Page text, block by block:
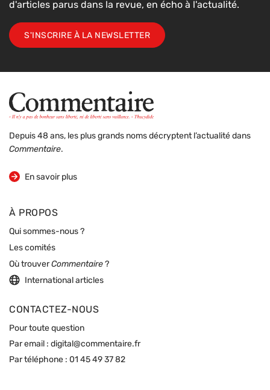
d'articles parus dans la revue, en écho à l'actualité.
S'INSCRIRE À LA NEWSLETTER
Depuis 48 ans, les plus grands noms décryptent l’actualité dans
Commentaire.
En savoir plus
sur la revue
À PROPOS
Qui sommes-nous ?
Les comités
Où trouverCommentaire ?
International articles
CONTACTEZ-NOUS
Pour toute question
Par email : digital@commentaire.fr
Par téléphone : 01 45 49 37 82